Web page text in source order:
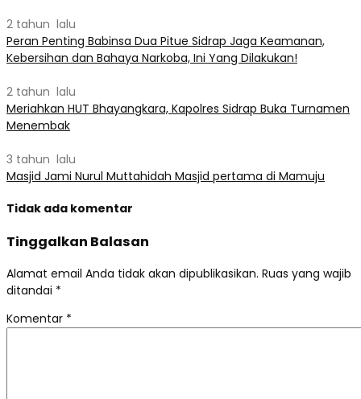
2 tahun lalu
Peran Penting Babinsa Dua Pitue Sidrap Jaga Keamanan,
Kebersihan dan Bahaya Narkoba, Ini Yang Dilakukan!
2 tahun lalu
Meriahkan HUT Bhayangkara, Kapolres Sidrap Buka Turnamen
Menembak
3 tahun lalu
Masjid Jami Nurul Muttahidah Masjid pertama di Mamuju
Tidak ada komentar
Tinggalkan Balasan
Alamat email Anda tidak akan dipublikasikan. Ruas yang wajib
ditandai *
Komentar *